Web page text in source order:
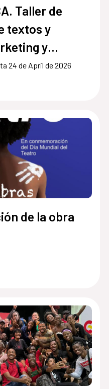
Taller de
textos y
y
24 de April de 2026
de la obra